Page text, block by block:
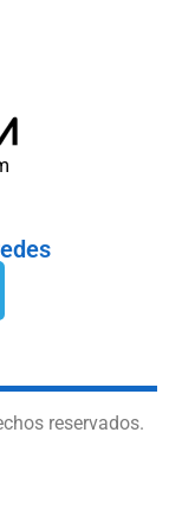
reservados.